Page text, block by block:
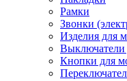
Рамки
Звонки
Изделия для
Выключатели
Кнопки для